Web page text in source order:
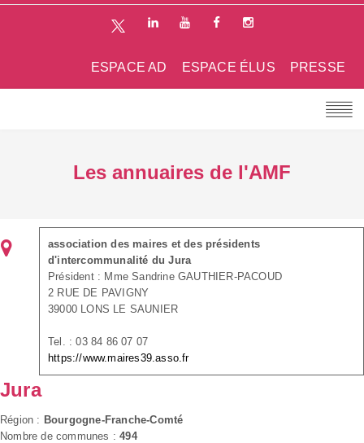
PRESSE
ESPACE ÉLUS
ESPACE AD
Les annuaires de l'AMF
association des maires et des présidents
d'intercommunalité du Jura
Président : Mme Sandrine GAUTHIER-PACOUD
2 RUE DE PAVIGNY
39000 LONS LE SAUNIER
Tel. : 03 84 86 07 07
https://www.maires39.asso.fr
Jura
Région : Bourgogne-Franche-Comté
Nombre de communes :494